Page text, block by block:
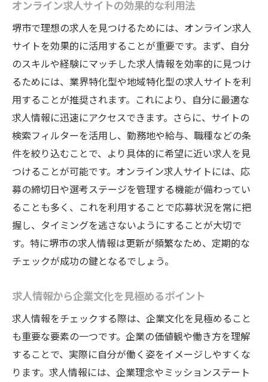
オンライン求人サイトの効果的な利用法
堺市で理想の求人を見つけるためには、オンライン求人
サイトを効果的に活用することが重要です。まず、自分
のスキルや経験にマッチした求人情報を効率的に見つけ
るためには、業界特化型や地域特化型の求人サイトを利
用することが推奨されます。これにより、自分に最適な
求人情報に迅速にアクセスできます。さらに、サイトの
検索フィルターを活用し、勤務地や給与、職種などの条
件を絞り込むことで、より具体的に希望に近い求人を見
つけることが可能です。オンライン求人サイトには、応
募の締切日や選考ステージを管理する機能が備わってい
ることも多く、これを利用することで応募状況を常に把
握し、タイミングを逃さないようにすることが大切で
す。特に堺市の求人情報は更新が頻繁なため、定期的な
チェックが成功の鍵となるでしょう。
求人情報から企業文化を見極めるポイント
求人情報をチェックする際は、企業文化を見極めること
も重要な要素の一つです。企業の価値観や働き方を理解
することで、実際に自分が働く姿をイメージしやすくな
ります。求人情報には、企業理念やミッションステート